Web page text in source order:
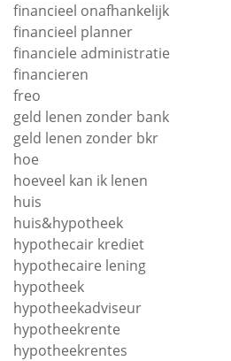
financieel onafhankelijk
financieel planner
financiele administratie
financieren
freo
geld lenen zonder bank
geld lenen zonder bkr
hoe
hoeveel kan ik lenen
huis
huis&hypotheek
hypothecair krediet
hypothecaire lening
hypotheek
hypotheekadviseur
hypotheekrente
hypotheekrentes